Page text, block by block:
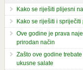
Kako se riješiti plijesni
Kako se riješiti i
Ove godine je prava
prirodan način
Zašto ove godine
ukusne salate